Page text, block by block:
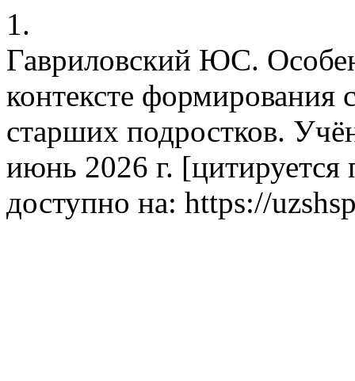
1.
Гавриловский ЮС.
контексте формирования
старших подростков.
июнь 2026 г. [цитируется
доступно на: https://